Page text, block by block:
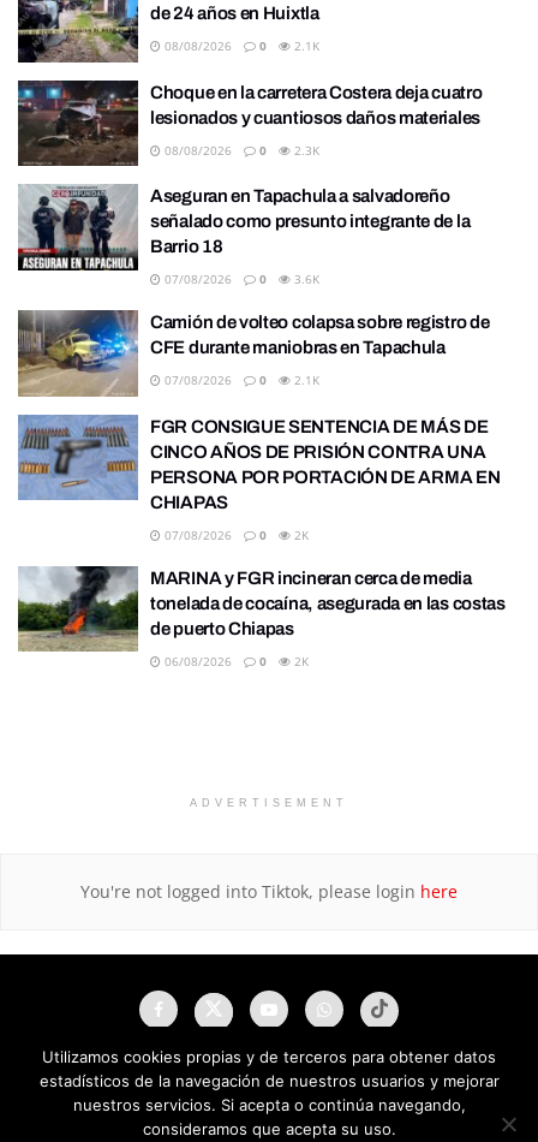
de 24 años en Huixtla
08/08/2026 0 2.1K
Choque en la carretera Costera deja cuatro
lesionados y cuantiosos daños materiales
08/08/2026 0 2.3K
Aseguran en Tapachula a salvadoreño
señalado como presunto integrante de la
Barrio 18
07/08/2026 0 3.6K
Camión de volteo colapsa sobre registro de
CFE durante maniobras en Tapachula
07/08/2026 0 2.1K
FGR CONSIGUE SENTENCIA DE MÁS DE
CINCO AÑOS DE PRISIÓN CONTRA UNA
PERSONA POR PORTACIÓN DE ARMA EN
CHIAPAS
07/08/2026 0 2K
MARINA y FGR incineran cerca de media
tonelada de cocaína, asegurada en las costas
de puerto Chiapas
06/08/2026 0 2K
ADVERTISEMENT
You're not logged into Tiktok, please login here
Utilizamos cookies propias y de terceros para obtener datos
estadísticos de la navegación de nuestros usuarios y mejorar
nuestros servicios. Si acepta o continúa navegando,
consideramos que acepta su uso.